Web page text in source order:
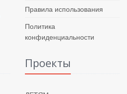
Правила использования
Политика
конфиденциальности
Проекты